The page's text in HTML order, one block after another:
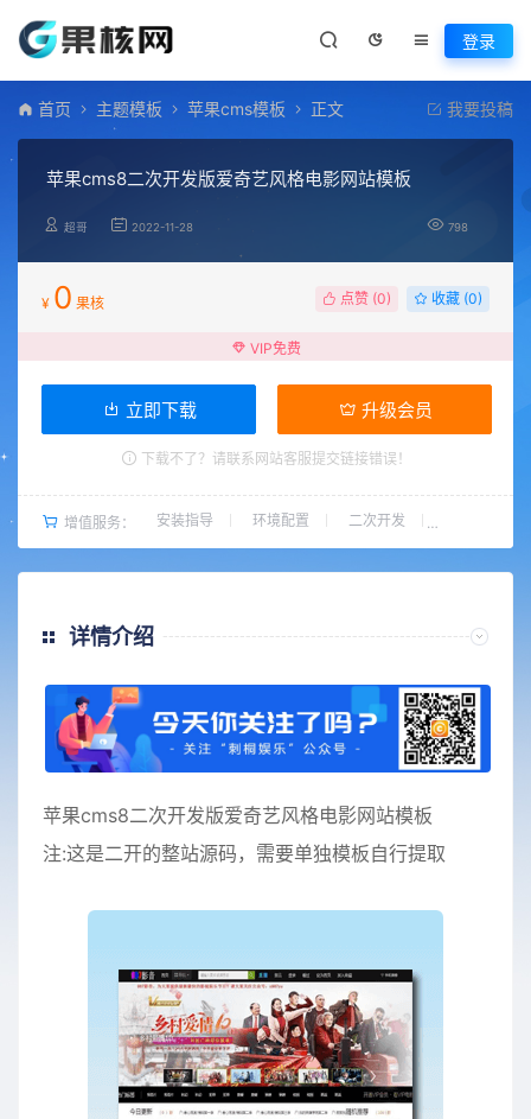
登录
首页 主题模板 苹果cms模板 正文 我要投稿
苹果cms8二次开发版爱奇艺风格电影网站模板
超哥 2022-11-28 798
¥ 0 果核 点赞 (0) 收藏 (0)
VIP免费
立即下载 升级会员
下载不了？请联系网站客服提交链接错误！
增值服务： 安装指导 环境配置 二次开发
详情介绍
苹果cms8二次开发版爱奇艺风格电影网站模板
注:这是二开的整站源码，需要单独模板自行提取